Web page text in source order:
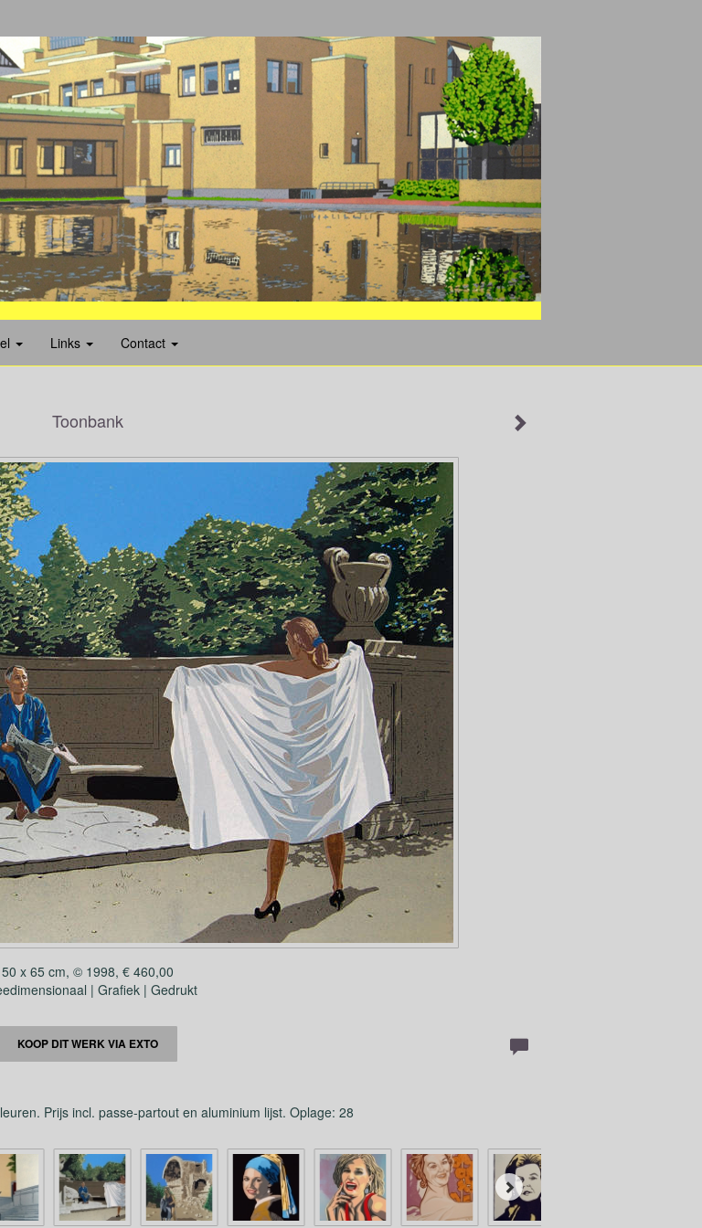
Links Contact
Toonbank
50 x 65 cm, © 1998, € 460,00
| Grafiek | Gedrukt
KOOP DIT WERK VIA EXTO
Prijs incl. passe-partout en aluminium lijst. Oplage: 28